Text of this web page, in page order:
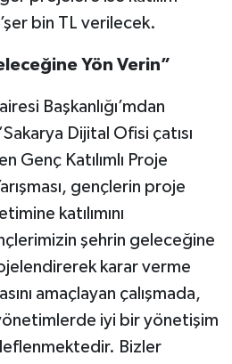
bin TL verilecek.
Yön Verin”
Başkanlığı’mdan
Dijital Ofisi çatısı
Genç Katılımlı Proje
gençlerin proje
katılımını
şehrin geleceğine
karar verme
amaçlayan çalışmada,
iyi bir yönetişim
Bizler